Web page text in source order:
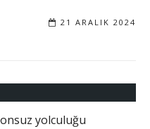
21 ARALIK 2024
yolculuğu